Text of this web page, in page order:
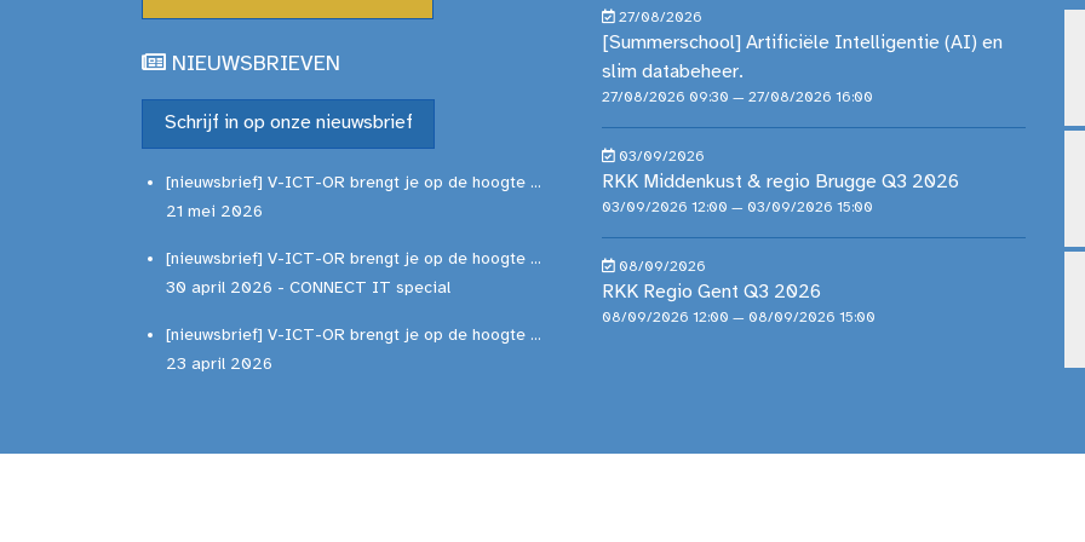
NIEUWSBRIEVEN
Schrijf in op onze nieuwsbrief
[nieuwsbrief] V-ICT-OR brengt je op de hoogte ...
21 mei 2026
[nieuwsbrief] V-ICT-OR brengt je op de hoogte ...
30 april 2026 - CONNECT IT special
[nieuwsbrief] V-ICT-OR brengt je op de hoogte ...
23 april 2026
27/08/2026
[Summerschool] Artificiële Intelligentie (AI) en
slim databeheer.
27/08/2026 09:30 — 27/08/2026 16:00
03/09/2026
RKK Middenkust & regio Brugge Q3 2026
03/09/2026 12:00 — 03/09/2026 15:00
08/09/2026
RKK Regio Gent Q3 2026
08/09/2026 12:00 — 08/09/2026 15:00